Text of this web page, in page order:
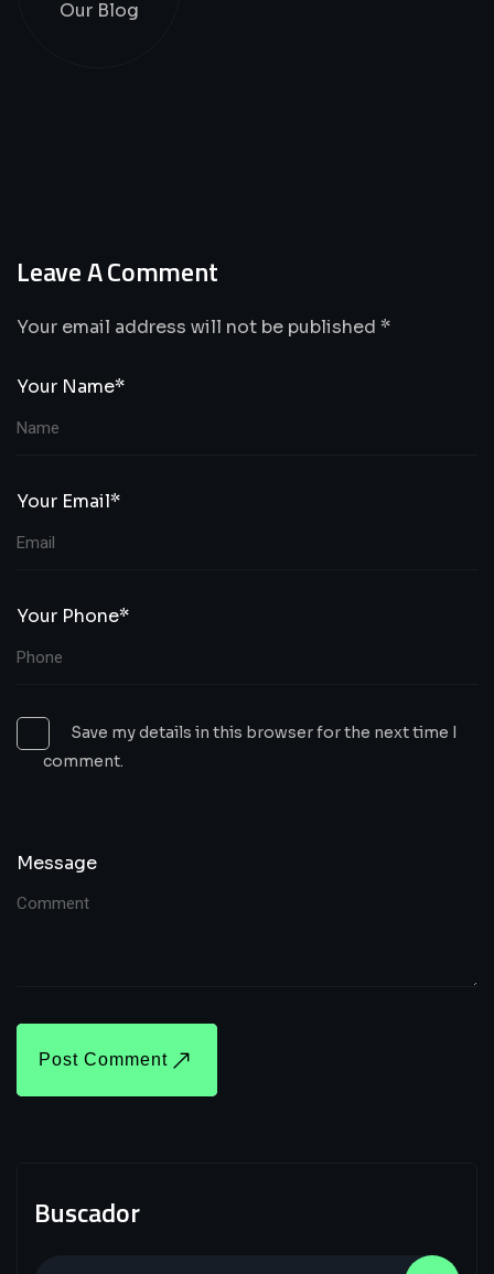
Our Blog
Leave A Comment
Your email address will not be published *
Your Name*
Your Email*
Your Phone*
Save my details in this browser for the next time I
comment.
Message
Post Comment
Buscador